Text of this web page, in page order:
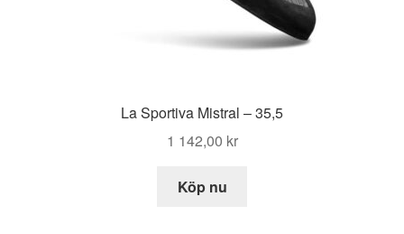
La Sportiva Mistral – 35,5
1 142,00 kr
Köp nu